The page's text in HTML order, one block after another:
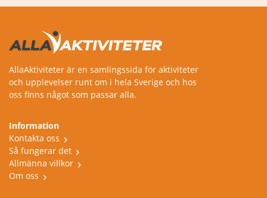
AllaAktiviteter är en samlingssida för aktiviteter
och upplevelser runt om i hela Sverige och hos
oss finns något som passar alla.
Information
Kontakta oss
Så fungerar det
Allmänna villkor
Om oss